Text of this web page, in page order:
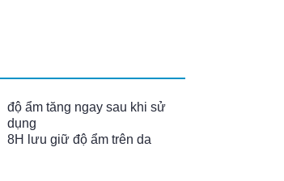
độ ẩm tăng ngay sau khi sử
dụng
8H lưu giữ độ ẩm trên da